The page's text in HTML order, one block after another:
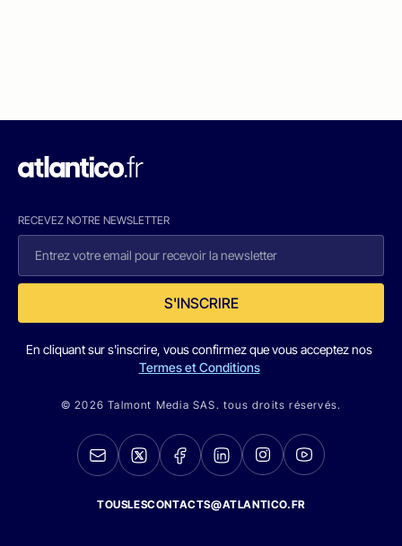
RECEVEZ NOTRE NEWSLETTER
S'INSCRIRE
En cliquant sur s'inscrire, vous confirmez que vous acceptez nos
Termes et Conditions
© 2026 Talmont Media SAS. tous droits réservés.
TOUSLESCONTACTS@ATLANTICO.FR